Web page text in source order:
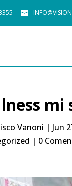
mi
Vanoni | Jun
| 0